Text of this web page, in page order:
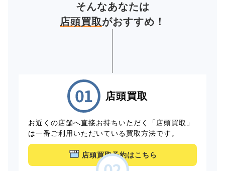
そんなあなたは
店頭買取がおすすめ！
店頭買取
お近くの店舗へ直接お持ちいただく「店頭買取」
は一番ご利用いただいている買取方法です。
店頭買取予約はこちら